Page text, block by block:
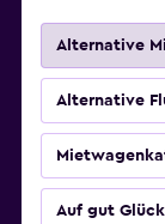
Alternative
Alternative
Auf gut Glück